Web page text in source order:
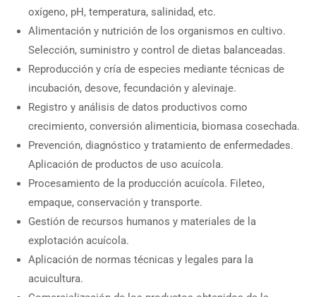
oxígeno, pH, temperatura, salinidad, etc.
Alimentación y nutrición de los organismos en cultivo.
Selección, suministro y control de dietas balanceadas.
Reproducción y cría de especies mediante técnicas de
incubación, desove, fecundación y alevinaje.
Registro y análisis de datos productivos como
crecimiento, conversión alimenticia, biomasa cosechada.
Prevención, diagnóstico y tratamiento de enfermedades.
Aplicación de productos de uso acuícola.
Procesamiento de la producción acuícola. Fileteo,
empaque, conservación y transporte.
Gestión de recursos humanos y materiales de la
explotación acuícola.
Aplicación de normas técnicas y legales para la
acuicultura.